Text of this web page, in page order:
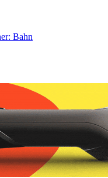
Bahn